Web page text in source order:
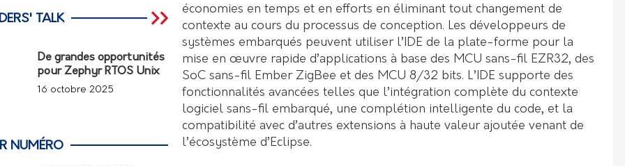
économies en temps et en efforts en éliminant tout changement de
contexte au cours du processus de conception. Les développeurs de
systèmes embarqués peuvent utiliser l’IDE de la plate-forme pour la
mise en œuvre rapide d’applications à base des MCU sans-fil EZR32, des
SoC sans-fil Ember ZigBee et des MCU 8/32 bits. L’IDE supporte des
fonctionnalités avancées telles que l’intégration complète du contexte
logiciel sans-fil embarqué, une complétion intelligente du code, et la
compatibilité avec d’autres extensions à haute valeur ajoutée venant de
l’écosystème d’Eclipse.
TALK
De grandes opportunités
pour Zephyr RTOS Unix
16 octobre 2025
NUMÉRO